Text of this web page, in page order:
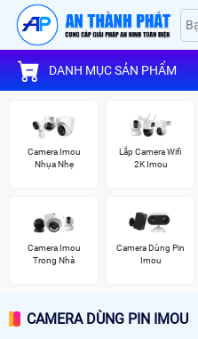
DANH MỤC SẢN PHẨM
Camera Imou
Nhụa Nhẹ
Lắp Camera Wifi
2K Imou
Camera Imou
Trong Nhà
Camera Dùng Pin
Imou
CAMERA DÙNG PIN IMOU